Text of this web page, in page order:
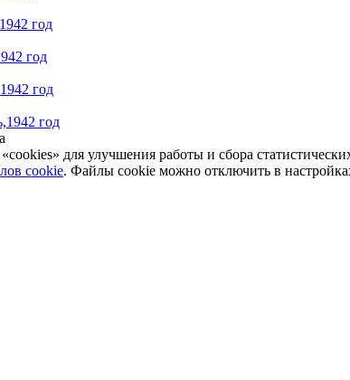
год
год
год
год
для улучшения работы и сбора
cookie. Файлы cookie можно отключить в